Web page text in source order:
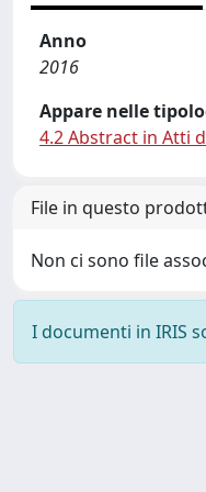
Anno
2016
Appare nelle
4.2 Abstract in Atti
File in questo
Non ci sono file
I documenti in IRIS